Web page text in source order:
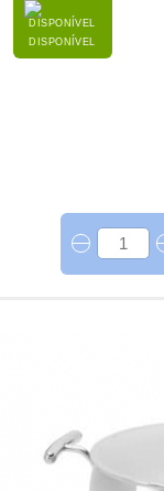
DISPONÍVEL